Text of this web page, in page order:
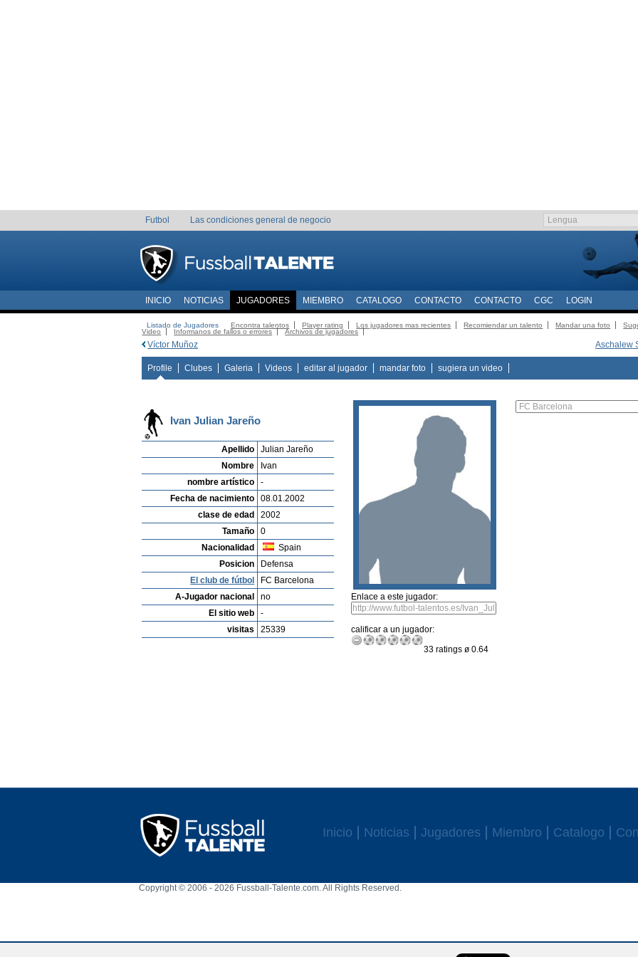
Futbol Las condiciones general de negocio
INICIO NOTICIAS JUGADORES MIEMBRO CATALOGO CONTACTO CONTACTO CGC LOGIN
Listado de Jugadores Encontra talentos Player rating Los jugadores mas recientes Recomiendar un talento Mandar una foto
Video
Informanos de fallos o errores Archivos de jugadores
Aschalew
Víctor Muñoz
Profile Clubes Galeria Videos editar al jugador mandar foto sugiera un video
Ivan Julian Jareño
Apellido
Julian Jareño
Nombre
Ivan
nombre artístico
-
Fecha de nacimiento
08.01.2002
clase de edad
2002
Tamaño
0
Nacionalidad
Spain
Posicion
Defensa
El club de fútbol
FC Barcelona
A-Jugador nacional
no
El sitio web
-
visitas
25339
Enlace a este jugador:
calificar a un jugador:
33 ratings ø 0.64
Inicio Noticias Jugadores Miembro Catalogo
Copyright © 2006 - 2026 Fussball-Talente.com. All Rights Reserved.